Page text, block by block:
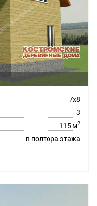
7х8
3
115 м2
в полтора этажа